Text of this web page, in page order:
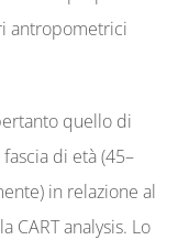
antropometrici
quello di
di età (45–
in relazione al
CART analysis. Lo